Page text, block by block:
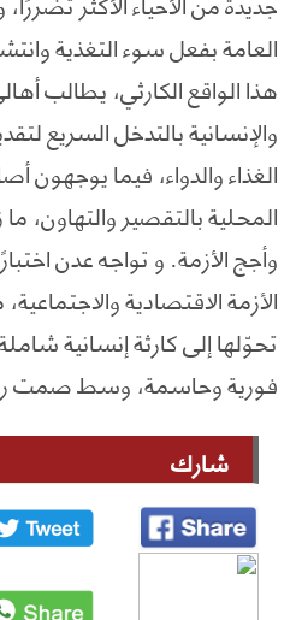
العامة بفعل سوء التغذية
هذا الواقع الكارثي، يطالب
والإنسانية بالتدخل السريع
الغذاء والدواء، فيما يوجهون
المحلية بالتقصير والتهاون،
وأجج الأزمة. و تواجه عدن
الأزمة الاقتصادية
تحوّلها إلى كارثة إنسانية
فورية وحاسمة، وسط صمت
شارك